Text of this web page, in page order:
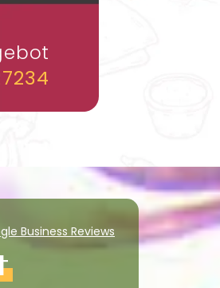
Business Reviews